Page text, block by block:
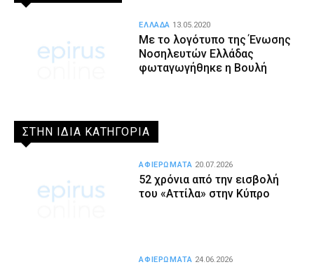
Με το λογότυπο της Ένωσης
Νοσηλευτών Ελλάδας
φωταγωγήθηκε η Βουλή
ΕΛΛΑΔΑ 13.05.2020
ΣΤΗΝ ΙΔΙΑ ΚΑΤΗΓΟΡΙΑ
52 χρόνια από την εισβολή
του «Αττίλα» στην Κύπρο
ΑΦΙΕΡΩΜΑΤΑ 20.07.2026
ΑΦΙΕΡΩΜΑΤΑ 24.06.2026